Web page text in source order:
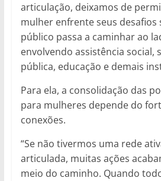
articulação, deixamos de
mulher enfrente seus desafios
público passa a caminhar ao
envolvendo assistência social,
pública, educação e demais
Para ela, a consolidação das
para mulheres depende do
conexões.
“Se não tivermos uma rede
articulada, muitas ações
meio do caminho. Quando